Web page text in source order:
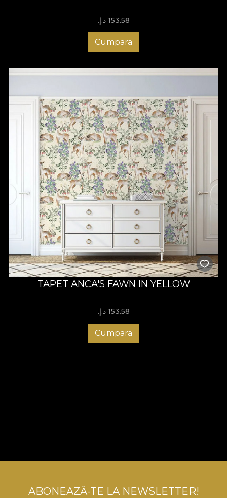
153.58 د.إ.‏
Cumpara
TAPET ANCA'S FAWN IN YELLOW
153.58 د.إ.‏
Cumpara
ABONEAZĂ-TE LA NEWSLETTER!